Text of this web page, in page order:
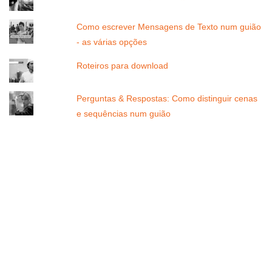
Como escrever Mensagens de Texto num guião
- as várias opções
Roteiros para download
Perguntas & Respostas: Como distinguir cenas
e sequências num guião